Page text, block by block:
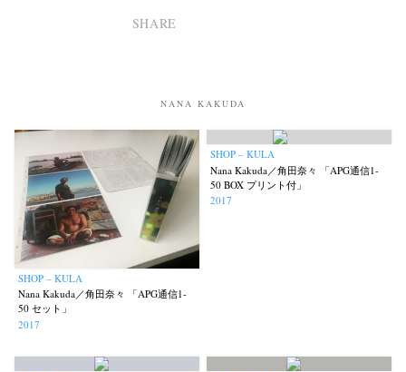
SHARE
NANA KAKUDA
SHOP – KULA
Nana Kakuda／角田奈々 「APG通信1-
50 セット」
2017
SHOP – KULA
Nana Kakuda／角田奈々 「APG通信1-
50 BOX プリント付」
2017